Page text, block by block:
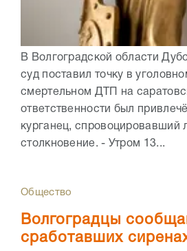
В Волгоградской области
суд поставил точку в
смертельном ДТП на
ответственности был
курганец, спровоцировавший
столкновение. - Утром 13...
Общество
Волгоградцы
сработавших